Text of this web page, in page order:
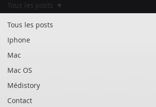
Tous les posts
Iphone
Mac
Mac OS
Médistory
Contact
Tous les posts